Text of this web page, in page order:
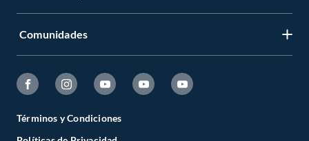
Comunidades
Términos y Condiciones